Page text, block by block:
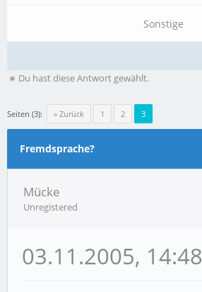
Sonstige
∗ Du hast diese Antwort gewählt.
Seiten (3): « Zurück 1 2 3
Fremdsprache?
Mücke
Unregistered
03.11.2005, 14:48